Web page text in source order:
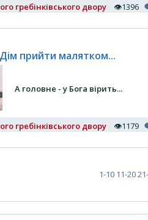
гребінківського двору 👁1396
прийти малятком...
А головне - у Бога вірить...
гребінківського двору 👁1179
1-10 11-20